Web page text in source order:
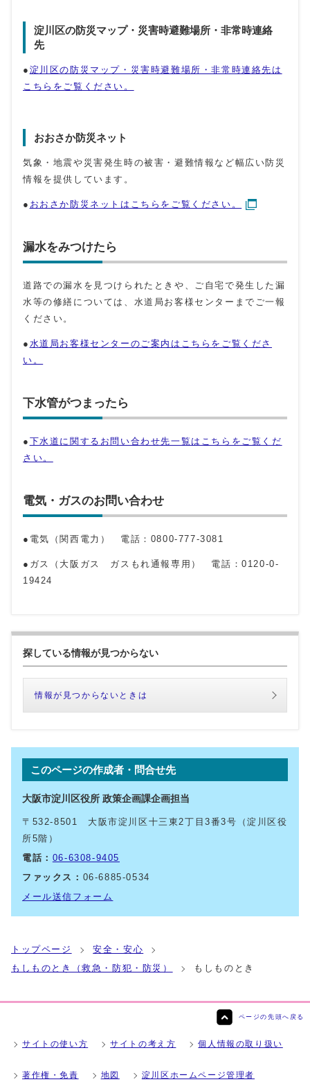
淀川区の防災マップ・災害時避難場所・非常時連絡
先
● 淀川区の防災マップ・災害時避難場所・非常時連絡先は
こちらをご覧ください。
おおさか防災ネット
気象・地震や災害発生時の被害・避難情報など幅広い防災
情報を提供しています。
● おおさか防災ネットはこちらをご覧ください。
漏水をみつけたら
道路での漏水を見つけられたときや、ご自宅で発生した漏
水等の修繕については、水道局お客様センターまでご一報
ください。
● 水道局お客様センターのご案内はこちらをご覧くださ
い。
下水管がつまったら
● 下水道に関するお問い合わせ先一覧はこちらをご覧くだ
さい。
電気・ガスのお問い合わせ
●電気（関西電力） 電話：0800-777-3081
●ガス（大阪ガス ガスもれ通報専用） 電話：0120-0-
19424
探している情報が見つからない
情報が見つからないときは
このページの作成者・問合せ先
大阪市淀川区役所 政策企画課企画担当
〒532-8501 大阪市淀川区十三東2丁目3番3号（淀川区役
所5階）
電話： 06-6308-9405
ファックス： 06-6885-0534
メール送信フォーム
トップページ
安全・安心
もしものとき（救急・防犯・防災）
もしものとき
ページの先頭へ戻る
サイトの使い方 サイトの考え方 個人情報の取り扱い
著作権・免責 地図 淀川区ホームページ管理者